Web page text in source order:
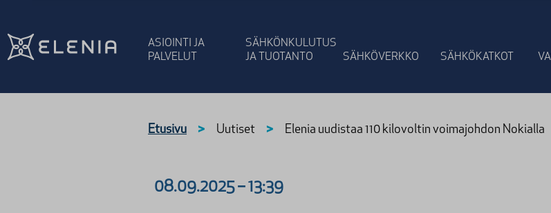
ASIOINTI JA
PALVELUT
SÄHKÖNKULUTUS
JA TUOTANTO
SÄHKÖVERKKO SÄHKÖ­KATKOT
Etusivu > Uutiset > Elenia uudistaa 110 kilovoltin voimajohdon Nokialla
08.09.2025–13:39